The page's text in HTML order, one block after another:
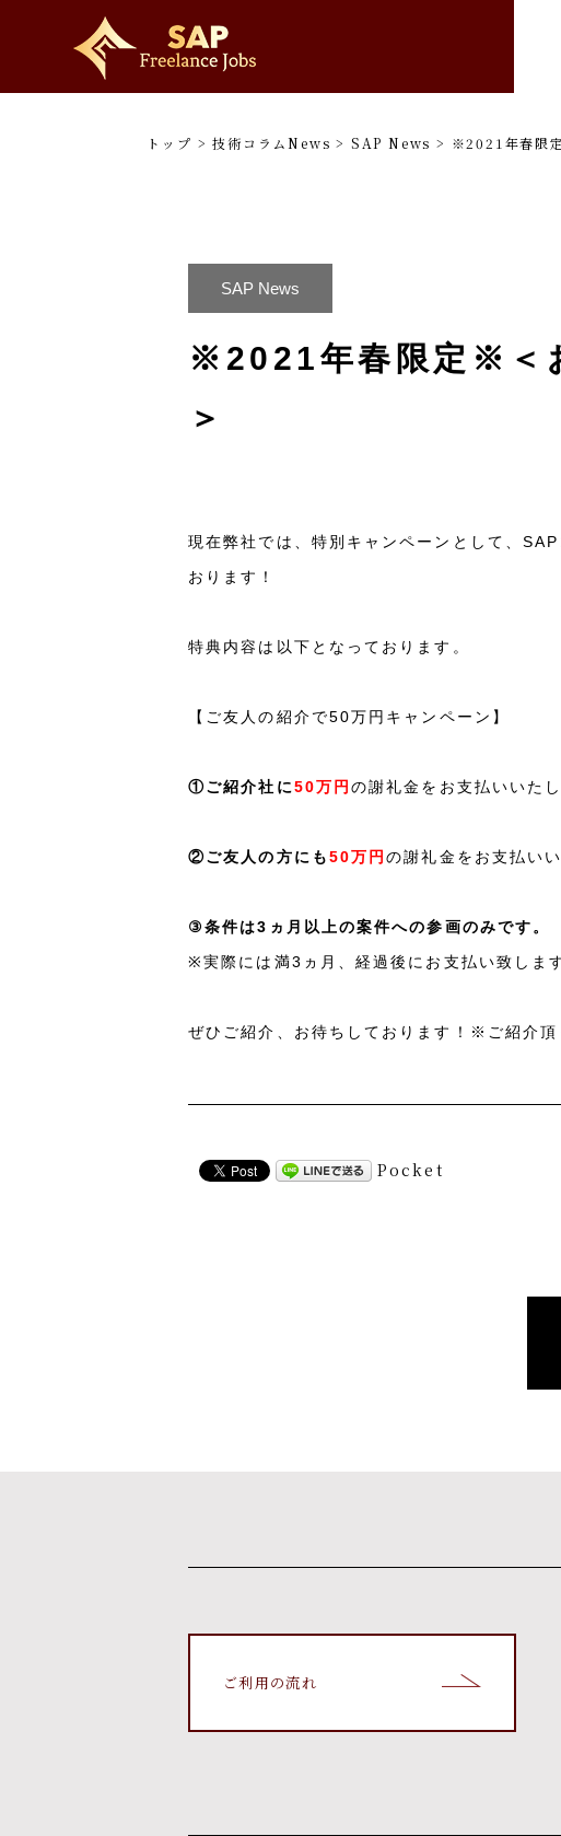
トップ >技術コラムNews > SAP News > ※2021年春限
SAP News
※2021年春限定※＜
＞
現在弊社では、特別キャンペーンとして、
おります！
特典内容は以下となっております。
【ご友人の紹介で50万円キャンペーン】
①ご紹介社に50万円の謝礼金をお支払いいたし
②ご友人の方にも50万円の謝礼金をお支払い
③条件は3ヵ月以上の案件への参画のみです。
※実際には満3ヵ月、経過後にお支払い致します
ぜひご紹介、お待ちしております！※ご紹介
Pocket
ご利用の流れ